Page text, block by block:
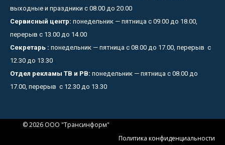
выходные и праздники с 08.00 до 20.00
Сервисный центр: понедельник — пятница с 09.00 до 18.00,
перерыв с 13.00 до 14.00
Секретарь : понедельник — пятница с 08.00 до 17.00, перерыв с
12.30 до 13.30
Отдел рекламы ТВ и РВ: понедельник — пятница с 08.00 до
17.00, перерыв с 12.30 до 13.30
© 2026 ООО "Трансинформ"
Политика конфиденциальности